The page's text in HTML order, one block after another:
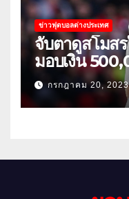
ข่าวฟุตบอลต่างประเทศ
จับตาดูสโมส
มอบเงิน
เกมกระชับมิ
กรกฎาคม 20,